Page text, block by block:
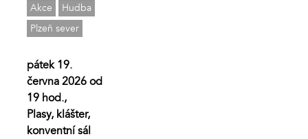
Akce
Hudba
Plzeň sever
pátek 19.
června 2026 od
19 hod.,
Plasy, klášter,
konventní sál